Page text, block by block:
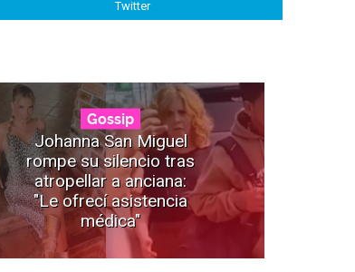
Twitter
Gossip
Johanna San Miguel
rompe su silencio tras
atropellar a anciana:
"Le ofrecí asistencia
médica"